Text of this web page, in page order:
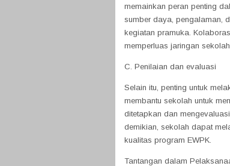
memainkan peran penting
sumber daya, pengalaman,
kegiatan pramuka.
memperluas jaringan
C. Penilaian dan evaluasi
Selain itu, penting untuk
membantu sekolah untuk
ditetapkan dan
demikian, sekolah dapat
kualitas program EWPK.
Tantangan dalam